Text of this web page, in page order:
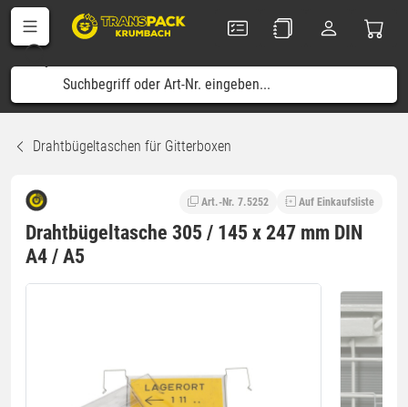
Drahtbügeltaschen für Gitterboxen
Art.-Nr. 7.5252 Auf Einkaufsliste
Drahtbügeltasche 305 / 145 x 247 mm DIN
A4 / A5